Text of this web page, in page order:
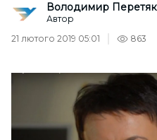
Володимир
Автор
21 лютого 2019 05:01
863